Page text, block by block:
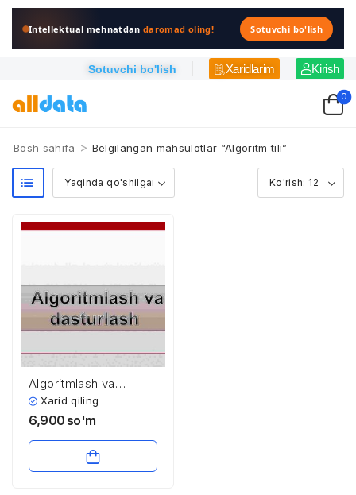
Intellektual mehnatdandaromad oling! Sotuvchi bo'lish
Sotuvchi bo'lish Xaridlarim Kirish
0
Bosh sahifa > Belgilangan mahsulotlar “Algoritm tili”
Algoritmlash va
dasturlash
Xarid qiling
6,900 so'm